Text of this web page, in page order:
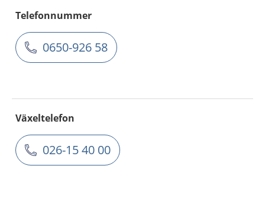
Telefonnummer
0650-926 58
Växeltelefon
026-15 40 00